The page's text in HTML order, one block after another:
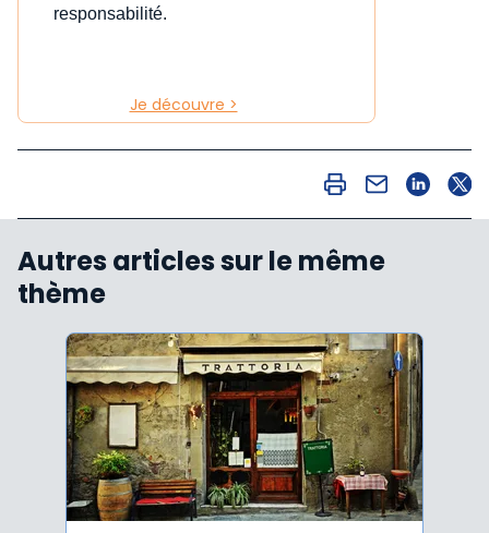
responsabilité.
Je découvre >
Autres articles sur le même
thème